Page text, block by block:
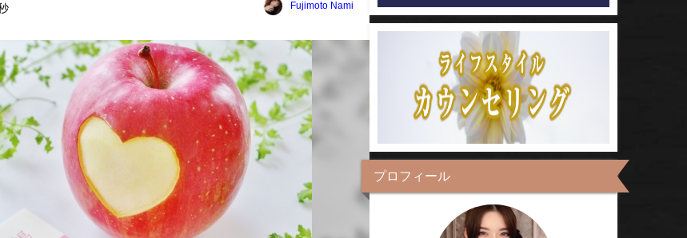
Fujimoto Nami
プロフィール